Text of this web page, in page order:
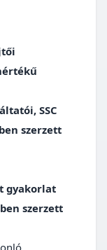
SSC
szerzett
gyakorlat
szerzett